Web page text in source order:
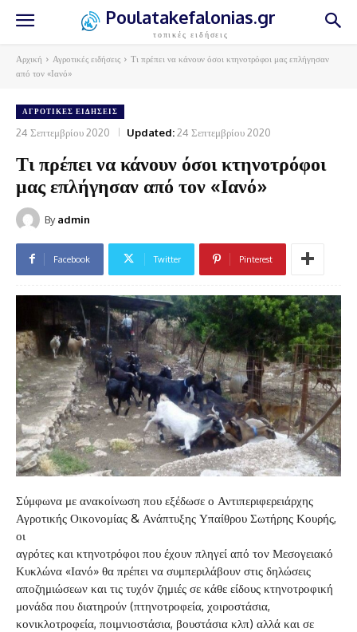
Poulatakefalonias.gr
τοπικές ειδήσεις
Αρχική Αγροτικές ειδήσεις
Τι πρέπει να κάνουν όσοι κτηνοτρόφοι μας επλήγησαν
από τον «Ιανό»
ΑΓΡΟΤΙΚΈΣ ΕΙΔΉΣΕΙΣ
24 Σεπτεμβρίου 2020 Updated:24 Σεπτεμβρίου 2020
Τι πρέπει να κάνουν όσοι κτηνοτρόφοι
μας επλήγησαν από τον «Ιανό»
By admin
Facebook Twitter Pinterest
Σύμφωνα με ανακοίνωση που εξέδωσε ο Αντιπεριφερειάρχης
Αγροτικής Οικονομίας & Ανάπτυξης Υπαίθρου Σωτήρης Κουρής,
οι
αγρότες και κτηνοτρόφοι που έχουν πληγεί από τον Μεσογειακό
Κυκλώνα «Ιανό» θα πρέπει να συμπεριλάβουν στις δηλώσεις
αποζημιώσεων και τις τυχόν ζημιές σε κάθε είδους κτηνοτροφική
μονάδα που διατηρούν (πτηνοτροφεία, χοιροστάσια,
κονικλοτροφεία, ποιμνιοστάσια, βουστάσια κλπ) αλλά και σε